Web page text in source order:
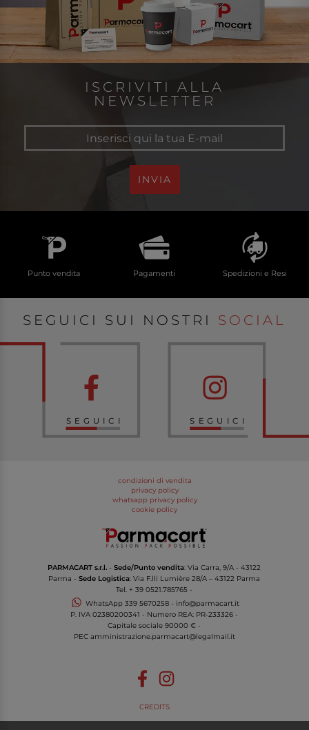
ISCRIVITI ALLA
NEWSLETTER
INVIA
Punto vendita Pagamenti Spedizioni e Resi
SEGUICI SUI NOSTRI SOCIAL
SEGUICI SEGUICI
condizioni di vendita
privacy policy
whatsapp privacy policy
cookie policy
PARMACART s.r.l. -Sede/Punto vendita: Via Carra, 9/A - 43122
Parma -Sede Logistica: Via F.lli Lumière 28/A – 43122 Parma
Tel. + 39 0521.785765 -
WhatsApp 339 5670258- info@parmacart.it
P. IVA02380200341 - Numero REA: PR-233326 -
Capitale sociale 90000 € -
PEC amministrazione.parmacart@legalmail.it
CREDITS